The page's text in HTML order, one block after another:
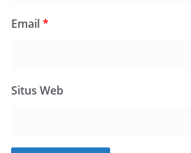
Email*
Situs Web